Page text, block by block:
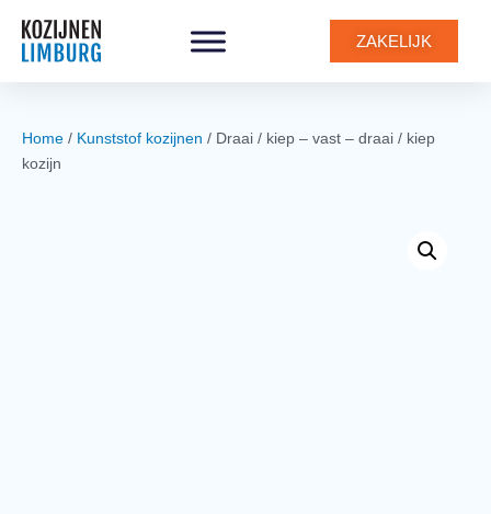
ZAKELIJK
Home / Kunststof kozijnen / Draai / kiep – vast – draai / kiep
kozijn